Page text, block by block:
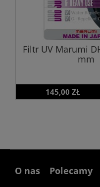
Filtr UV Marumi
mm
145,00 ZŁ
O nas Polecamy